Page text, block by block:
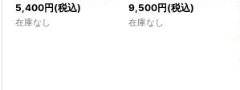
5,400円(税込)
在庫なし
9,500円(税込)
在庫なし